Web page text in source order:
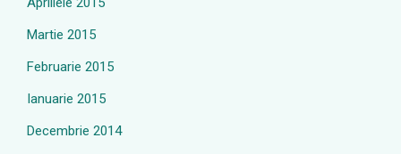
Martie 2015
Februarie 2015
Ianuarie 2015
Decembrie 2014